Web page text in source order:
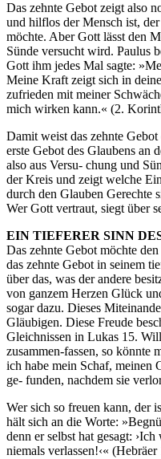
Das zehnte Gebot zeigt also
und hilflos der Mensch ist,
möchte. Aber Gott lässt den
Sünde versucht wird. Paulus
Gott ihm jedes Mal sagte:
Meine Kraft zeigt sich in
zufrieden mit meiner
mich wirken kann.« (2.
Damit weist das zehnte
erste Gebot des Glaubens an
also aus Versu- chung und
der Kreis und zeigt welche
durch den Glauben Gerechte
Wer Gott vertraut, siegt über
EIN TIEFERER SINN
Das zehnte Gebot möchte
das zehnte Gebot in seinem
über das, was der andere
von ganzem Herzen Glück
sogar dazu. Dieses
Gläubigen. Diese Freude
Gleichnissen in Lukas 15.
zusammen-fassen, so könnte
ich habe mein Schaf, meinen
ge- funden, nachdem sie
Wer sich so freuen kann, der
hält sich an die Worte:
denn er selbst hat gesagt:
niemals verlassen!‹« (Hebräer